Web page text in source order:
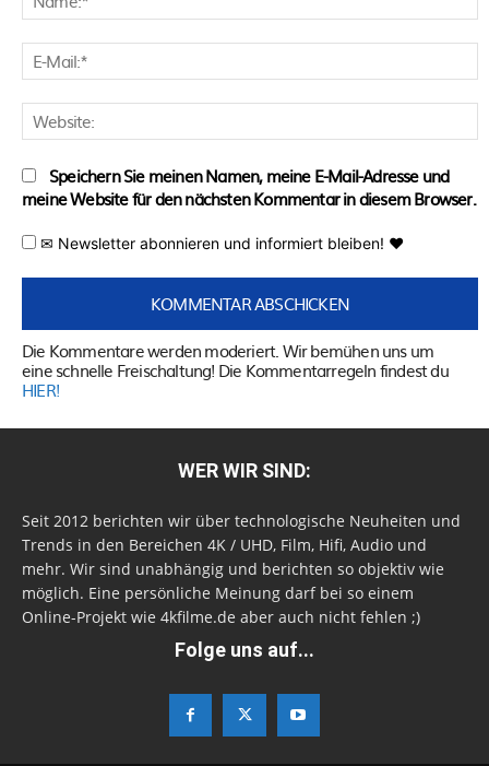
Speichern Sie meinen Namen, meine E-Mail-Adresse und
meine Website für den nächsten Kommentar in diesem Browser.
✉ Newsletter abonnieren und informiert bleiben! ♥
Die Kommentare werden moderiert. Wir bemühen uns um
eine schnelle Freischaltung! Die Kommentarregeln findest du
HIER!
WER WIR SIND:
Seit 2012 berichten wir über technologische Neuheiten und
Trends in den Bereichen 4K / UHD, Film, Hifi, Audio und
mehr. Wir sind unabhängig und berichten so objektiv wie
möglich. Eine persönliche Meinung darf bei so einem
Online-Projekt wie 4kfilme.de aber auch nicht fehlen ;)
Folge uns auf...